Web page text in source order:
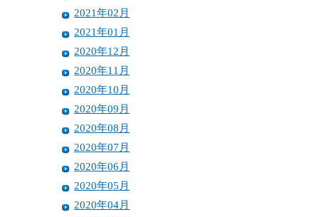
2021年02月
2021年01月
2020年12月
2020年11月
2020年10月
2020年09月
2020年08月
2020年07月
2020年06月
2020年05月
2020年04月